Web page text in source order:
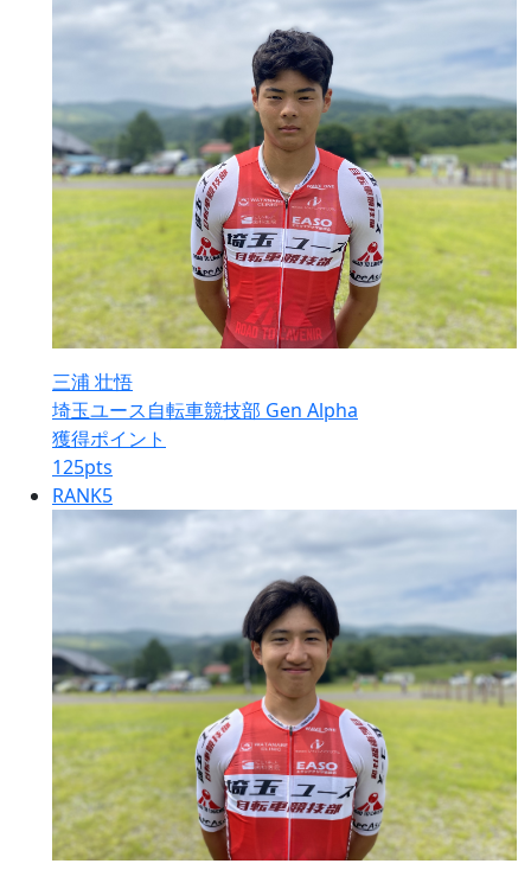
三浦 壮悟
埼玉ユース自転車競技部 Gen Alpha
獲得ポイント
125pts
RANK5